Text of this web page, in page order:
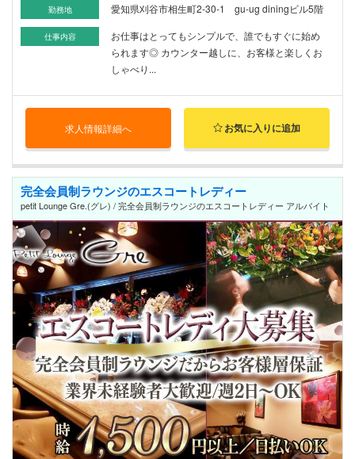
勤務地 愛知県刈谷市相生町2-30-1 gu-ug diningビル5階
仕事内容
お仕事はとってもシンプルで、誰でもすぐに始め
られます◎ カウンター越しに、お客様と楽しくお
しゃべり...
求人情報詳細へ お気に入りに追加
完全会員制ラウンジのエスコートレディー
petit Lounge Gre.(グレ) / 完全会員制ラウンジのエスコートレディー アルバイト